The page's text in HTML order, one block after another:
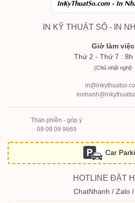
IN KỸ THUẬT SỐ - IN
Giờ làm việc
Thứ 2 - Thứ 7 : 8h
(Chủ nhật nghỉ)
Than phiền - góp ý
09 09 09 9669
Car
HOTLINE ĐẶT
ChatNhanh / Zalo